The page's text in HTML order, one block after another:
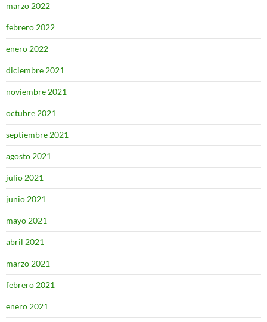
marzo 2022
febrero 2022
enero 2022
diciembre 2021
noviembre 2021
octubre 2021
septiembre 2021
agosto 2021
julio 2021
junio 2021
mayo 2021
abril 2021
marzo 2021
febrero 2021
enero 2021